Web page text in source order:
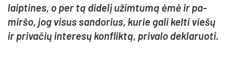
laip­ti­nes, o per tą di­de­lį užim­tu­mą ėmė ir pa­
mir­šo, jog vi­sus san­do­rius, ku­rie ga­li kel­ti vie­šų
ir pri­va­čių in­te­re­sų konf­lik­tą, pri­va­lo dek­la­ruo­ti.